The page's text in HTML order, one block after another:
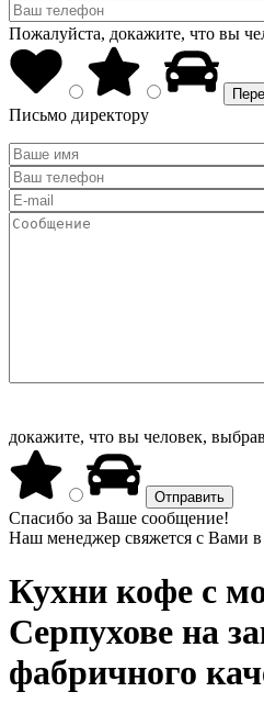
Пожалуйста, докажите, что вы
Письмо директору
докажите, что вы человек, выбрав
Спасибо за Ваше сообщение!
Наш менеджер свяжется с Вами
Кухни кофе с
Серпухове на
фабричного